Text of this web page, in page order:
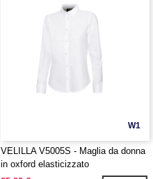
W1
VELILLA V5005S - Maglia da donna
in oxford elasticizzato